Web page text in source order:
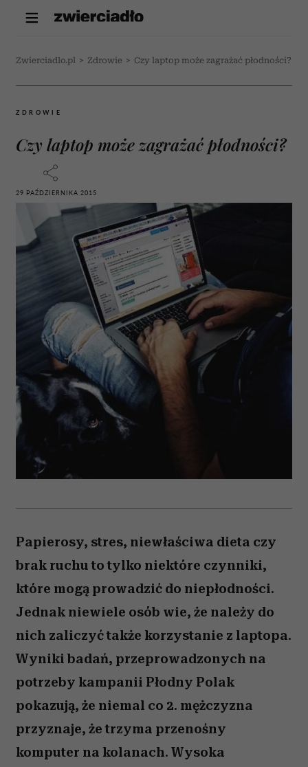
Zwierciadlo.pl > Zdrowie > Czy laptop może zagrażać płodności?
ZDROWIE
Czy laptop może zagrażać płodności?
29 PAŹDZIERNIKA 2015
Papierosy, stres, niewłaściwa dieta czy
brak ruchu to tylko niektóre czynniki,
które mogą prowadzić do niepłodności.
Jednak niewiele osób wie, że należy do
nich zaliczyć także korzystanie z laptopa.
Wyniki badań, przeprowadzonych na
potrzeby kampanii Płodny Polak
pokazują, że niemal co 2. mężczyzna
przyznaje, że trzyma przenośny
komputer na kolanach. Wysoka